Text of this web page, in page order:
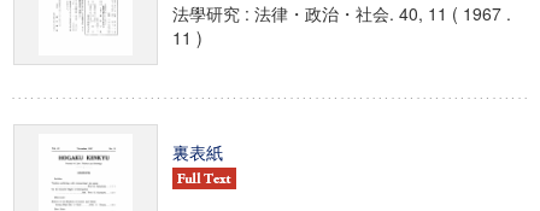
法學研究 : 法律・政治・社会. 40, 11 ( 1967 .
11 )
裏表紙